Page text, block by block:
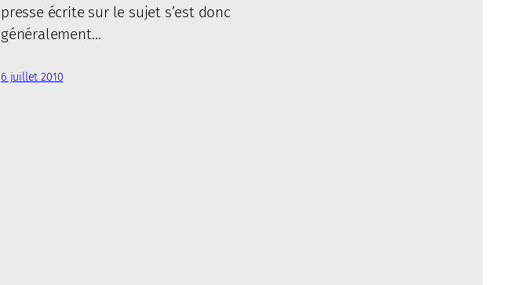
presse écrite sur le sujet s’est donc
généralement…
6 juillet 2010